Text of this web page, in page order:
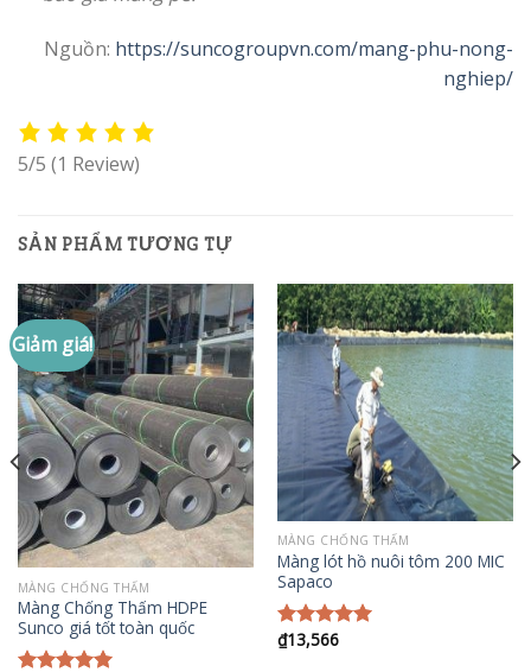
Nguồn: https://suncogroupvn.com/mang-phu-nong-
nghiep/
5/5 (1 Review)
SẢN PHẨM TƯƠNG TỰ
Giảm giá!
MÀNG CHỐNG THẤM
Màng Chống Thấm HDPE
Sunco giá tốt toàn quốc
MÀNG CHỐNG THẤM
Màng lót hồ nuôi tôm 200 MIC
Sapaco
Được xếp
₫13,566